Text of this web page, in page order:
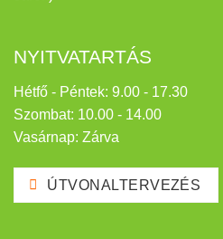
NYITVATARTÁS
Hétfő - Péntek: 9.00 - 17.30
Szombat: 10.00 - 14.00
Vasárnap: Zárva
ÚTVONALTERVEZÉS